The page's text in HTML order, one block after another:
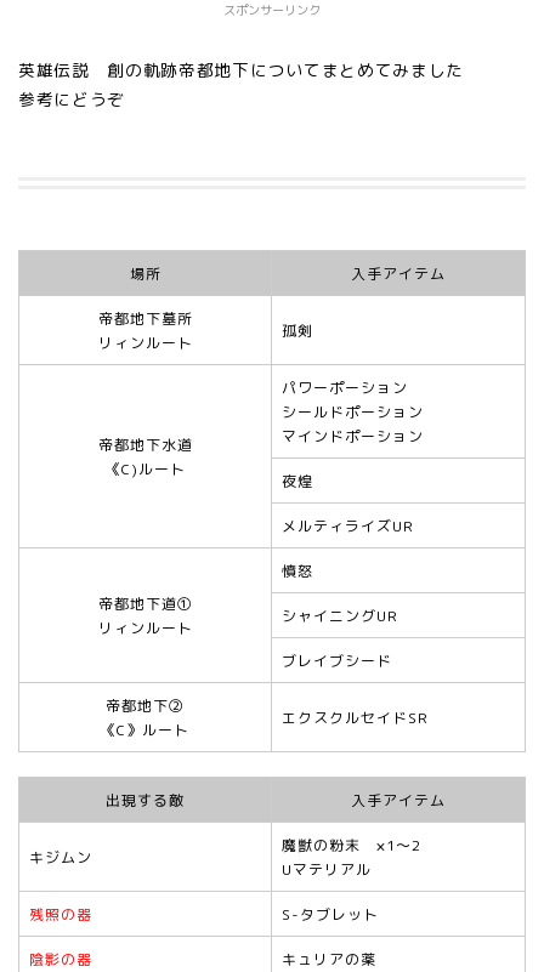
スポンサーリンク
英雄伝説 創の軌跡帝都地下についてまとめてみました
参考にどうぞ
場所 入手アイテム
帝都地下墓所
リィンルート
孤剣
帝都地下水道
《C)ルート
パワーポーション
シールドポーション
マインドポーション
夜煌
メルティライズUR
帝都地下道①
リィンルート
憤怒
シャイニングUR
ブレイブシード
帝都地下➁
《C》ルート
エクスクルセイドSR
出現する敵 入手アイテム
キジムン
魔獣の粉末 ×1～2
Uマテリアル
残照の器 S-タブレット
陰影の器 キュリアの薬